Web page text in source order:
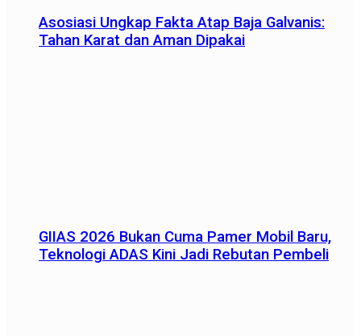
Asosiasi Ungkap Fakta Atap Baja Galvanis:
Tahan Karat dan Aman Dipakai
GIIAS 2026 Bukan Cuma Pamer Mobil Baru,
Teknologi ADAS Kini Jadi Rebutan Pembeli